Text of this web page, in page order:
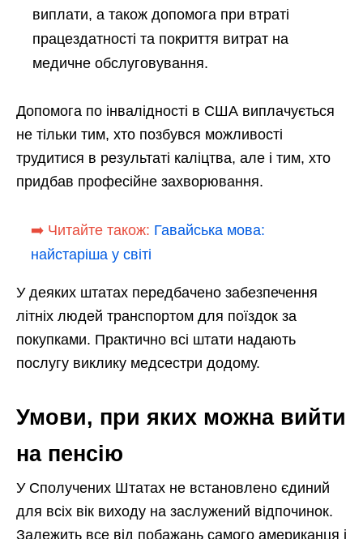
виплати, а також допомога при втраті
працездатності та покриття витрат на
медичне обслуговування.
Допомога по інвалідності в США виплачується
не тільки тим, хто позбувся можливості
трудитися в результаті каліцтва, але і тим, хто
придбав професійне захворювання.
➡️ Читайте також: Гавайська мова:
найстаріша у світі
У деяких штатах передбачено забезпечення
літніх людей транспортом для поїздок за
покупками. Практично всі штати надають
послугу виклику медсестри додому.
Умови, при яких можна вийти
на пенсію
У Сполучених Штатах не встановлено єдиний
для всіх вік виходу на заслужений відпочинок.
Залежить все від побажань самого американця і